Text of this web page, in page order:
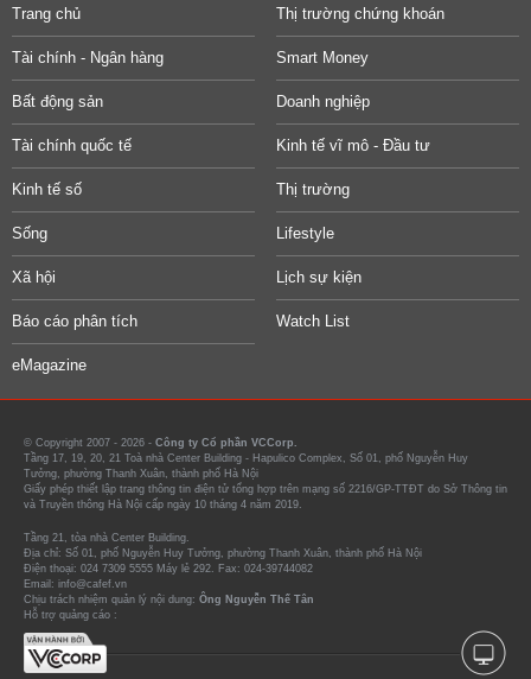
Trang chủ Thị trường chứng khoán
Tài chính - Ngân hàng Smart Money
Bất động sản Doanh nghiệp
Tài chính quốc tế Kinh tế vĩ mô - Đầu tư
Kinh tế số Thị trường
Sống Lifestyle
Xã hội Lịch sự kiện
Báo cáo phân tích Watch List
eMagazine
© Copyright 2007 - 2026 - Công ty Cổ phần VCCorp.
Tầng 17, 19, 20, 21 Toà nhà Center Building - Hapulico Complex, Số 01, phố Nguyễn Huy
Tưởng, phường Thanh Xuân, thành phố Hà Nội
Giấy phép thiết lập trang thông tin điện tử tổng hợp trên mạng số 2216/GP-TTĐT do Sở Thông tin
và Truyền thông Hà Nội cấp ngày 10 tháng 4 năm 2019.
Tầng 21, tòa nhà Center Building.
Địa chỉ: Số 01, phố Nguyễn Huy Tưởng, phường Thanh Xuân, thành phố Hà Nội
Điện thoại: 024 7309 5555 Máy lẻ 292. Fax: 024-39744082
Email: info@cafef.vn
Chịu trách nhiệm quản lý nội dung: Ông Nguyễn Thế Tân
Hỗ trợ quảng cáo :